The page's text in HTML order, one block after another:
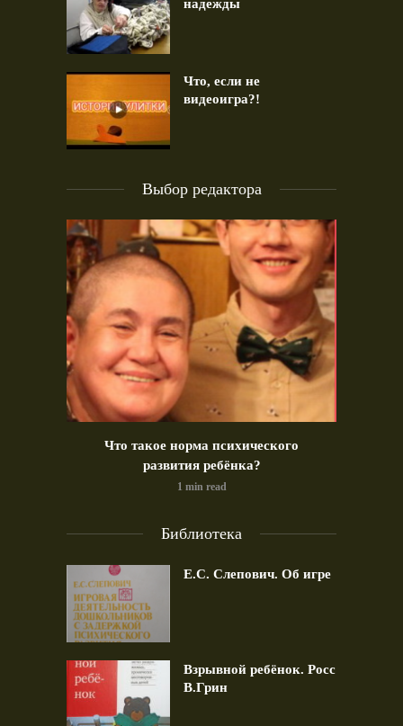
надежды
Что, если не
видеоигра?!
Выбор редактора
Что такое норма психического
развития ребёнка?
1 min read
Библиотека
Е.С. Слепович. Об игре
Взрывной ребёнок. Росс
В.Грин